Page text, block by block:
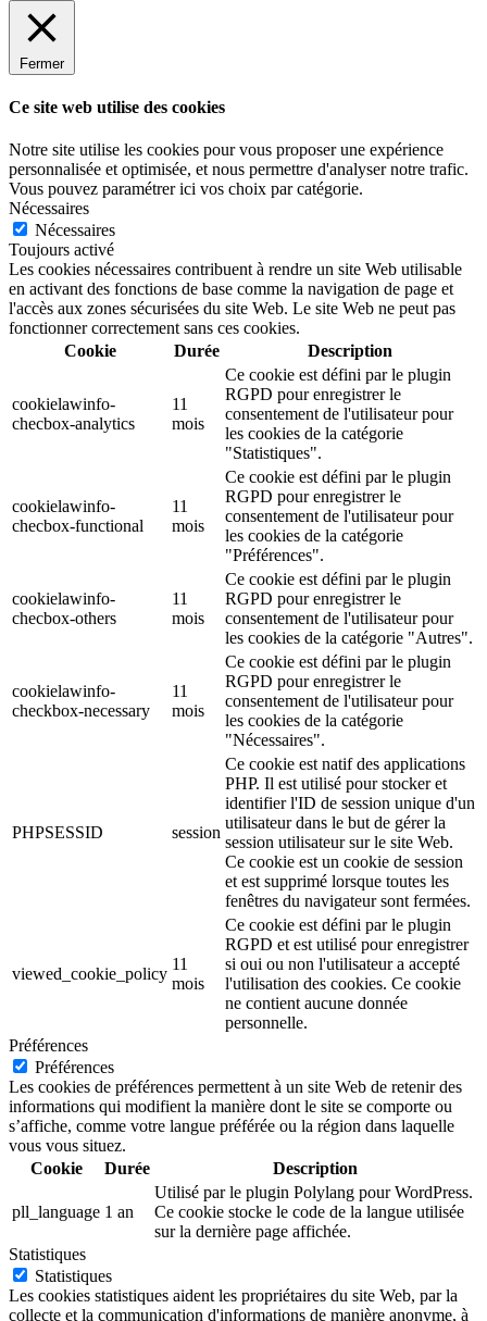
Fermer
Ce site web utilise des cookies
Notre site utilise les cookies pour vous proposer une expérience
personnalisée et optimisée, et nous permettre d'analyser notre trafic.
Vous pouvez paramétrer ici vos choix par catégorie.
Nécessaires
Nécessaires
Toujours activé
Les cookies nécessaires contribuent à rendre un site Web utilisable
en activant des fonctions de base comme la navigation de page et
l'accès aux zones sécurisées du site Web. Le site Web ne peut pas
fonctionner correctement sans ces cookies.
Cookie
Durée Description
cookielawinfo-
checbox-analytics
11
mois
Ce cookie est défini par le plugin
RGPD pour enregistrer le
consentement de l'utilisateur pour
les cookies de la catégorie
"Statistiques".
cookielawinfo-
checbox-functional
11
mois
Ce cookie est défini par le plugin
RGPD pour enregistrer le
consentement de l'utilisateur pour
les cookies de la catégorie
"Préférences".
cookielawinfo-
checbox-others
11
mois
Ce cookie est défini par le plugin
RGPD pour enregistrer le
consentement de l'utilisateur pour
les cookies de la catégorie "Autres".
cookielawinfo-
checkbox-necessary
11
mois
Ce cookie est défini par le plugin
RGPD pour enregistrer le
consentement de l'utilisateur pour
les cookies de la catégorie
"Nécessaires".
PHPSESSID session
Ce cookie est natif des applications
PHP. Il est utilisé pour stocker et
identifier l'ID de session unique d'un
utilisateur dans le but de gérer la
session utilisateur sur le site Web.
Ce cookie est un cookie de session
et est supprimé lorsque toutes les
fenêtres du navigateur sont fermées.
viewed_cookie_policy
11
mois
Ce cookie est défini par le plugin
RGPD et est utilisé pour enregistrer
si oui ou non l'utilisateur a accepté
l'utilisation des cookies. Ce cookie
ne contient aucune donnée
personnelle.
Préférences
Préférences
Les cookies de préférences permettent à un site Web de retenir des
informations qui modifient la manière dont le site se comporte ou
s’affiche, comme votre langue préférée ou la région dans laquelle
vous vous situez.
Cookie
Durée Description
pll_language 1 an
Utilisé par le plugin Polylang pour WordPress.
Ce cookie stocke le code de la langue utilisée
sur la dernière page affichée.
Statistiques
Statistiques
Les cookies statistiques aident les propriétaires du site Web, par la
collecte et la communication d'informations de manière anonyme, à